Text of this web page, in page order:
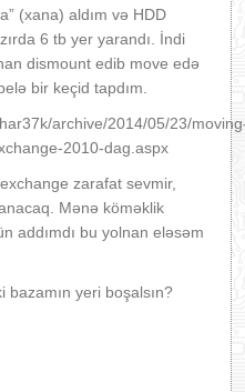
(xana) aldım və HDD
6 tb yer yarandı. İndi
dismount edib move edə
bir keçid tapdım.
archive/2014/05/23/
2010-dag.aspx
zarafat sevmir,
Mənə köməklik
addımdı bu yolnan eləsəm
yeri boşalsın?